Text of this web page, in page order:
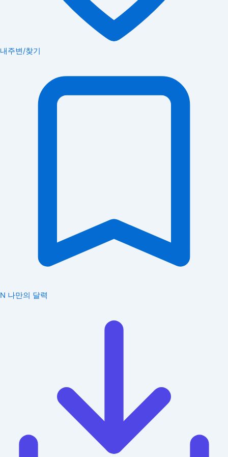
내주변/찾기
N 나만의 달력